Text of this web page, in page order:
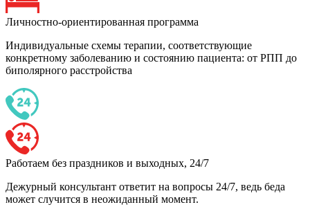
Личностно-ориентированная программа
Индивидуальные схемы терапии, соответствующие
конкретному заболеванию и состоянию пациента: от РПП до
биполярного расстройства
Работаем без праздников и выходных, 24/7
Дежурный консультант ответит на вопросы 24/7, ведь беда
может случится в неожиданный момент.